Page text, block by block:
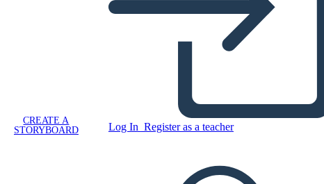
CREATE A
STORYBOARD
Log In Register as a teacher